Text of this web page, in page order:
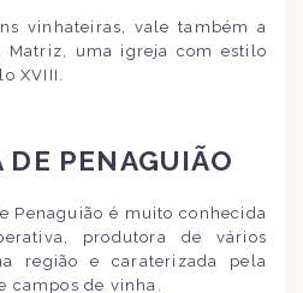
vinhateiras, vale também a
Matriz, uma igreja com estilo
XVIII.
DE PENAGUIÃO
Penaguião é muito conhecida
produtora de vários
região e caraterizada pela
campos de vinha.